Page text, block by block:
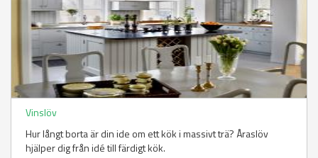
Vinslöv
Hur långt borta är din ide om ett kök i massivt trä? Åraslöv
hjälper dig från idé till färdigt kök.